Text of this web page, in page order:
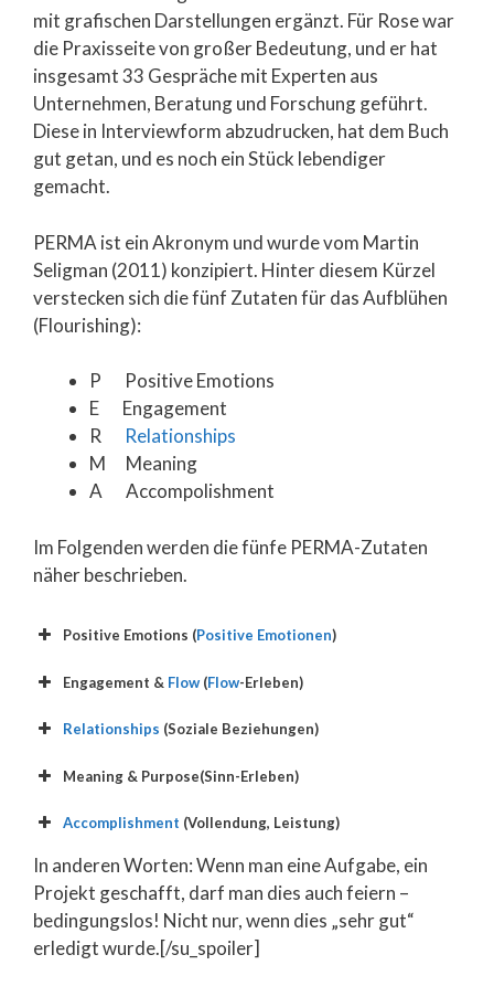
mit grafischen Darstellungen ergänzt. Für Rose war
die Praxisseite von großer Bedeutung, und er hat
insgesamt 33 Gespräche mit Experten aus
Unternehmen, Beratung und Forschung geführt.
Diese in Interviewform abzudrucken, hat dem Buch
gut getan, und es noch ein Stück lebendiger
gemacht.
PERMA ist ein Akronym und wurde vom Martin
Seligman (2011) konzipiert. Hinter diesem Kürzel
verstecken sich die fünf Zutaten für das Aufblühen
(Flourishing):
P Positive Emotions
E Engagement
R Relationships
M Meaning
A Accompolishment
Im Folgenden werden die fünfe PERMA-Zutaten
näher beschrieben.
Positive Emotions (Positive Emotionen)
Engagement & Flow (Flow-Erleben)
Relationships (Soziale Beziehungen)
Meaning & Purpose(Sinn-Erleben)
Accomplishment (Vollendung, Leistung)
In anderen Worten: Wenn man eine Aufgabe, ein
Projekt geschafft, darf man dies auch feiern –
bedingungslos! Nicht nur, wenn dies „sehr gut“
erledigt wurde.[/su_spoiler]